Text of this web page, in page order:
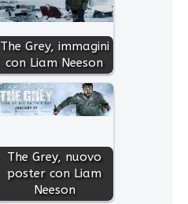
The Grey, immagini
con Liam Neeson
The Grey, nuovo
poster con Liam
Neeson